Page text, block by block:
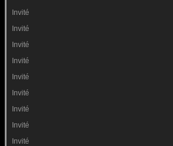
Invité
Invité
Invité
Invité
Invité
Invité
Invité
Invité
Invité